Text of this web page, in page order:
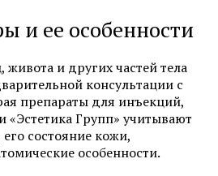
и ее особенности
и других частей тела
консультации с
препараты для инъекций,
«Эстетика Групп» учитывают
состояние кожи,
особенности.